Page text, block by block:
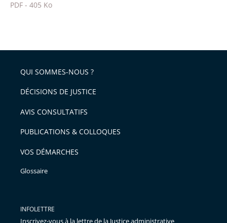
pour
PDF - 405 Ko
l'article
pour
avant
QUI SOMMES-NOUS ?
DÉCISIONS DE JUSTICE
AVIS CONSULTATIFS
PUBLICATIONS & COLLOQUES
VOS DÉMARCHES
Glossaire
INFOLETTRE
Inscrivez-vous à la lettre de la Justice administrative